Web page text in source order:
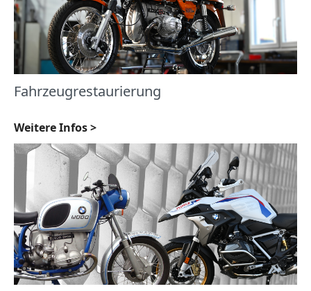
Fahrzeugrestaurierung
Weitere Infos >